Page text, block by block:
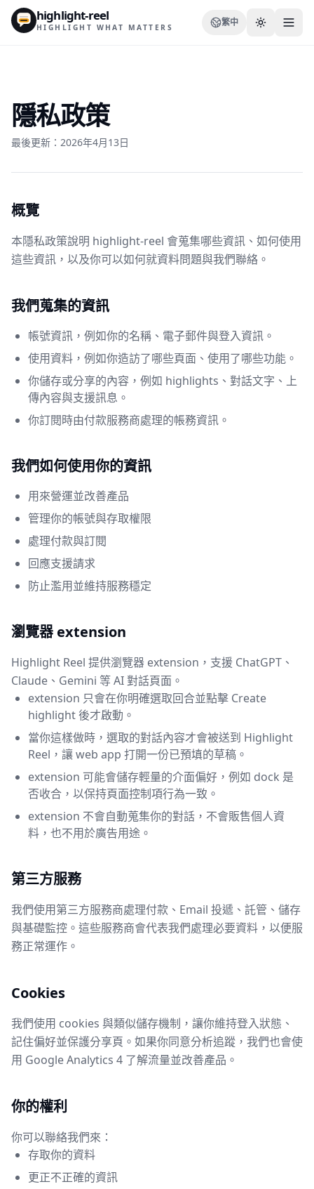
highlight-reel
HIGHLIGHT WHAT MATTERS 繁中
資源
部落格
比較
模板
使用情境
Extension
隱私政策
最後更新：2026年4月13日
概覽
本隱私政策說明 highlight-reel 會蒐集哪些資訊、如何使用
這些資訊，以及你可以如何就資料問題與我們聯絡。
我們蒐集的資訊
帳號資訊，例如你的名稱、電子郵件與登入資訊。
使用資料，例如你造訪了哪些頁面、使用了哪些功能。
你儲存或分享的內容，例如 highlights、對話文字、上
傳內容與支援訊息。
你訂閱時由付款服務商處理的帳務資訊。
我們如何使用你的資訊
用來營運並改善產品
管理你的帳號與存取權限
處理付款與訂閱
回應支援請求
防止濫用並維持服務穩定
瀏覽器 extension
Highlight Reel 提供瀏覽器 extension，支援 ChatGPT、
Claude、Gemini 等 AI 對話頁面。
extension 只會在你明確選取回合並點擊 Create
highlight 後才啟動。
當你這樣做時，選取的對話內容才會被送到 Highlight
Reel，讓 web app 打開一份已預填的草稿。
extension 可能會儲存輕量的介面偏好，例如 dock 是
否收合，以保持頁面控制項行為一致。
extension 不會自動蒐集你的對話，不會販售個人資
料，也不用於廣告用途。
第三方服務
我們使用第三方服務商處理付款、Email 投遞、託管、儲存
與基礎監控。這些服務商會代表我們處理必要資料，以便服
務正常運作。
Cookies
我們使用 cookies 與類似儲存機制，讓你維持登入狀態、
記住偏好並保護分享頁。如果你同意分析追蹤，我們也會使
用 Google Analytics 4 了解流量並改善產品。
你的權利
你可以聯絡我們來：
存取你的資料
更正不正確的資訊